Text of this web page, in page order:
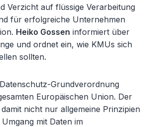
Verzicht auf flüssige Verarbeitung
für erfolgreiche Unternehmen
Heiko Gossen informiert über
und ordnet ein, wie KMUs sich
sollten.
Grundverordnung
Europäischen Union. Der
nicht nur allgemeine Prinzipien
mit Daten im